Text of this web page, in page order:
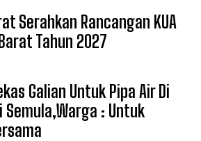
Serahkan Rancangan KUA
Tahun 2027
Galian Untuk Pipa Air Di
: Untuk